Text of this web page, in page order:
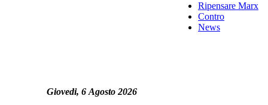
Giovedi, 6 Agosto 2026
Ripensare Marx
Contro
News